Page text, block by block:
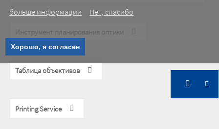
больше информации
Нет, спасибо
Хорошо, я согласен
Инструмент планирования оптики
Таблица объективов
Printing Service